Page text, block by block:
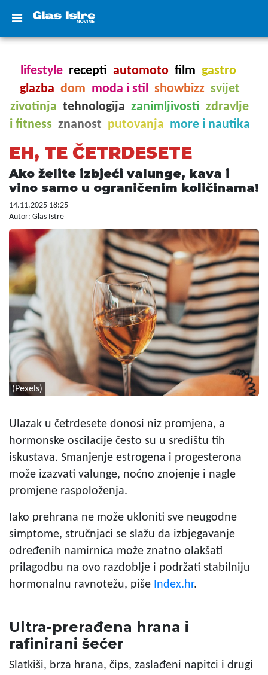
lifestyle recepti automoto film gastro
glazba dom moda i stil showbizz svijet
zivotinja tehnologija zanimljivosti zdravlje
i fitness znanost putovanja more i nautika
EH, TE ČETRDESETE
Ako želite izbjeći valunge, kava i
vino samo u ograničenim količinama!
14.11.2025 18:25
Autor: Glas Istre
(Pexels)
Ulazak u četrdesete donosi niz promjena, a
hormonske oscilacije često su u središtu tih
iskustava. Smanjenje estrogena i progesterona
može izazvati valunge, noćno znojenje i nagle
promjene raspoloženja.
Iako prehrana ne može ukloniti sve neugodne
simptome, stručnjaci se slažu da izbjegavanje
određenih namirnica može znatno olakšati
prilagodbu na ovo razdoblje i podržati stabilniju
hormonalnu ravnotežu, piše Index.hr.
Ultra-prerađena hrana i
rafinirani šećer
Slatkiši, brza hrana, čips, zaslađeni napitci i drugi